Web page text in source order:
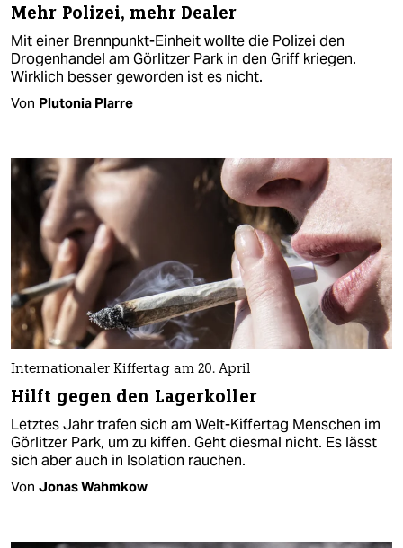
Mehr Polizei, mehr Dealer
Mit einer Brennpunkt-Einheit wollte die Polizei den
Drogenhandel am Görlitzer Park in den Griff kriegen.
Wirklich besser geworden ist es nicht.
Von Plutonia Plarre
Internationaler Kiffertag am 20. April
Hilft gegen den Lagerkoller
Letztes Jahr trafen sich am Welt-Kiffertag Menschen im
Görlitzer Park, um zu kiffen. Geht diesmal nicht. Es lässt
sich aber auch in Isolation rauchen.
Von Jonas Wahmkow